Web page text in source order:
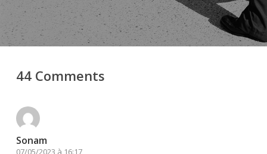
44 Comments
Sonam
07/05/2023 à 16:17